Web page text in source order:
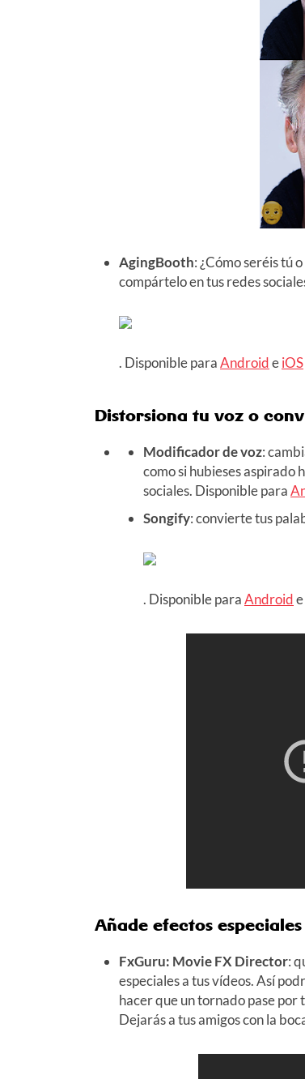
AgingBooth: ¿Cómo seréis tú
compártelo en tus redes
. Disponible paraAndroideiOS
Distorsiona tu voz o
Modificador de voz:
como si hubieses aspirado
sociales. Disponible para
Songify: convierte tus
. Disponible paraAndroide
Añade efectos
FxGuru: Movie FX Director:
especiales a tus vídeos. Así
hacer que un tornado pase
Dejarás a tus amigos con la